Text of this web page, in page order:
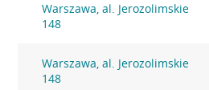
Warszawa, al. Jerozolimskie
148
Warszawa, al. Jerozolimskie
148